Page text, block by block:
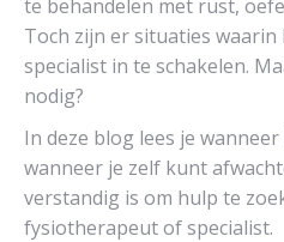
te behandelen met rust,
Toch zijn er situaties
specialist in te schakelen.
nodig?
In deze blog lees je
wanneer je zelf kunt
verstandig is om hulp te
fysiotherapeut of specialist.